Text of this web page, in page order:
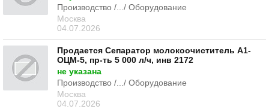
Производство /.../ Оборудование
Москва
04.07.2026
Продается Сепаратор молокоочиститель А1-
ОЦМ-5, пр-ть 5 000 л/ч, инв 2172
не указана
Производство /.../ Оборудование
Москва
04.07.2026